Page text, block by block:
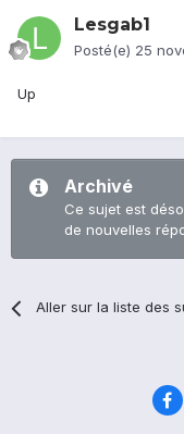
Lesgab1
Posté(e) 25
Up
Archivé
Ce sujet est
de nouvelles
Aller sur la liste des